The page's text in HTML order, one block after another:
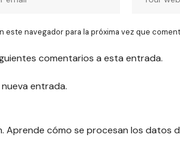
navegador para la próxima vez que
comentarios a esta entrada.
entrada.
Aprende cómo se procesan los datos